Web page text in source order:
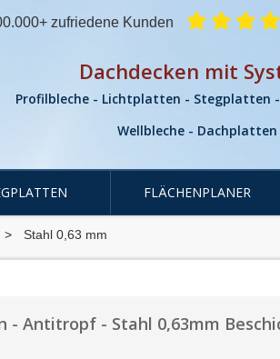
zufriedene Kunden
Dachdecken mit
Profilbleche - Lichtplatten - Stegplatten
Wellbleche - Dachplatten
FLÄCHENPLANER
Stahl 0,63 mm
- Antitropf - Stahl 0,63mm